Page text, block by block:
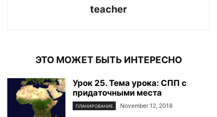
teacher
ЭТО МОЖЕТ БЫТЬ ИНТЕРЕСНО
Урок 25. Тема урока: СПП с
придаточными места
ПЛАНИРОВАНИЕ November 12, 2018